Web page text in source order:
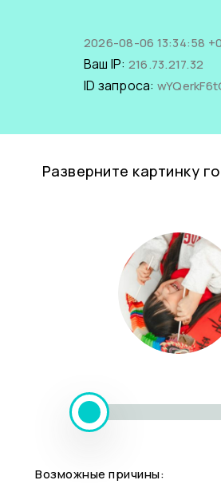
2026-08-06 13:34:58
Ваш IP: 216.73.217.32
ID запроса:
Разверните картинку
Возможные причины: